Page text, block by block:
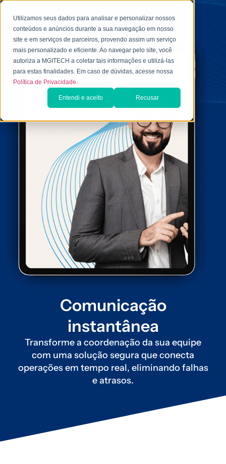
Utilizamos seus dados para analisar e personalizar nossos
conteúdos e anúncios durante a sua navegação em nosso
site e em serviços de parceiros, provendo assim um serviço
mais personalizado e eficiente. Ao navegar pelo site, você
autoriza a MGITECH a coletar tais informações e utilizá-las
para estas finalidades. Em caso de dúvidas, acesse nossa
Política de Privacidade.
Entendi e aceito Recusar
Comunicação
instantânea
Transforme a coordenação da sua equipe
com uma solução segura que conecta
operações em tempo real, eliminando falhas
e atrasos.